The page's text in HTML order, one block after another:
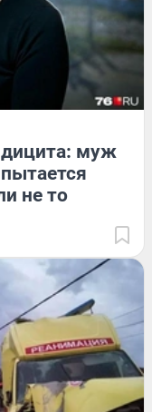
муж
не то